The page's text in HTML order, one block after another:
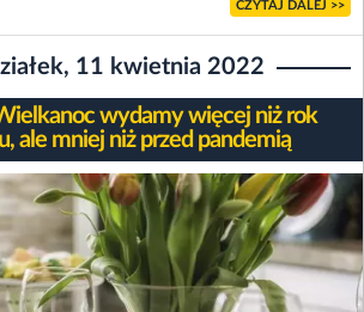
CZYTAJ DALEJ >>
11 kwietnia 2022
wydamy więcej niż rok
ale mniej niż przed pandemią